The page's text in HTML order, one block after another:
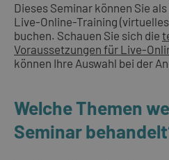
Dieses Seminar können Sie
Live-Online-Training
buchen. Schauen Sie sich die
Voraussetzungen für Live-
können Ihre Auswahl bei der
Welche Themen
Seminar